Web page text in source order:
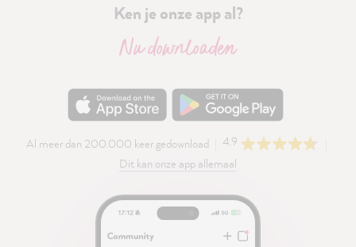
Ken je onze app al?
Nu downloaden
Al meer dan 200.000 keer gedownload
4.9
Dit kan onze app allemaal